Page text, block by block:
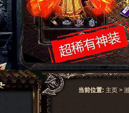
当前位置: 主页 >